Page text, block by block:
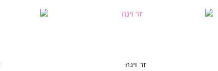
זר וינה